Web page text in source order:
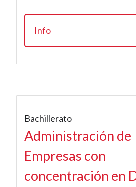
Info
Bachillerato
Administración de
Empresas con
concentración en